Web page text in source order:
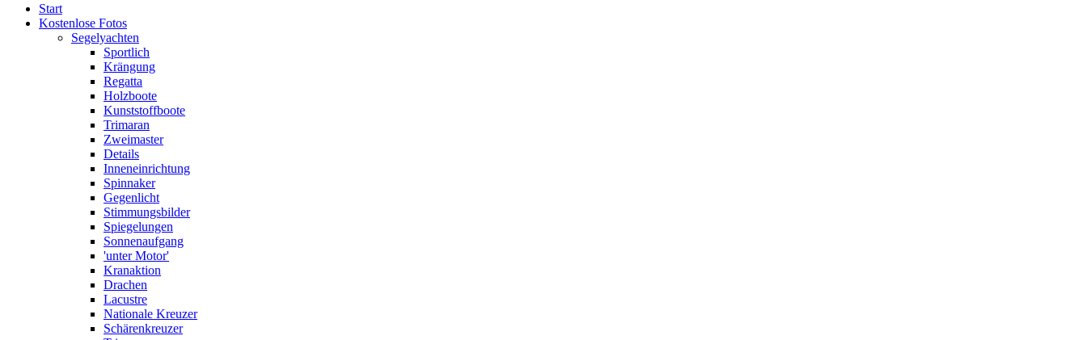
Start
Kostenlose Fotos
Segelyachten
Sportlich
Krängung
Regatta
Holzboote
Kunststoffboote
Trimaran
Zweimaster
Details
Inneneinrichtung
Spinnaker
Gegenlicht
Stimmungsbilder
Spiegelungen
Sonnenaufgang
'unter Motor'
Kranaktion
Drachen
Lacustre
Nationale Kreuzer
Schärenkreuzer